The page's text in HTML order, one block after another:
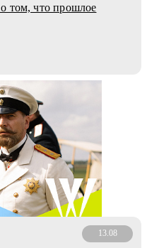
том, что прошлое
13.08